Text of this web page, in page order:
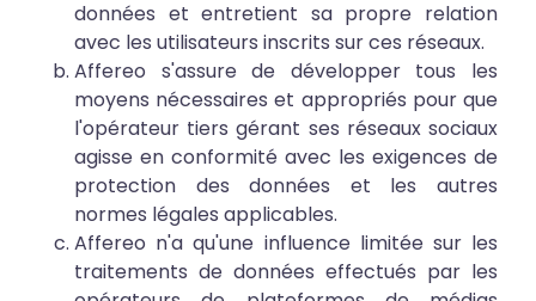
données et entretient sa propre relation
avec les utilisateurs inscrits sur ces réseaux.
Affereo s'assure de développer tous les
moyens nécessaires et appropriés pour que
l'opérateur tiers gérant ses réseaux sociaux
agisse en conformité avec les exigences de
protection des données et les autres
normes légales applicables.
Affereo n'a qu'une influence limitée sur les
traitements de données effectués par les